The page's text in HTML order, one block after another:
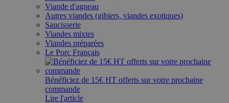
Viande d'agneau
Autres viandes (gibiers, viandes exotiques)
Saucisserie
Viandes mixtes
Viandes préparées
Le Porc Français
Bénéficiez de 15€ HT offerts sur votre prochaine
commande
Lire l'article